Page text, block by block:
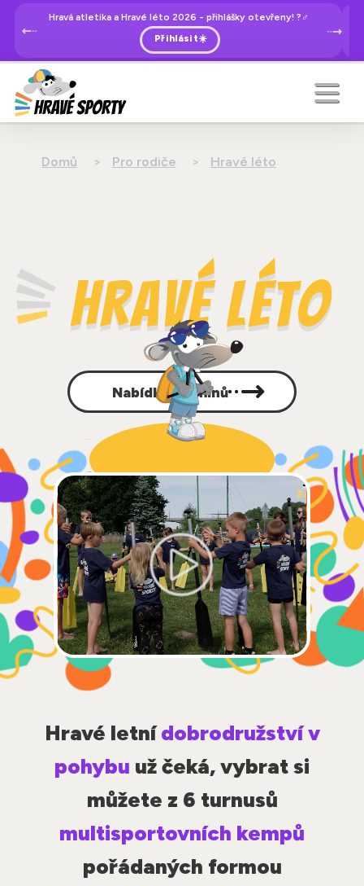
Hravá atletika a Hravé léto 2026 - přihlášky otevřeny! ?‍♂️
Přihlásit☀️
Domů Pro rodiče Hravé léto
Hravé léto
Nabídka termínů
Hravé letnídobrodružství v
pohybu už čeká, vybrat si
můžete z 6 turnusů
multisportovních kempů
pořádaných formou